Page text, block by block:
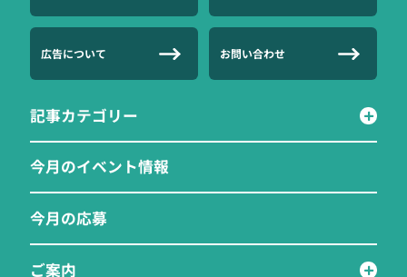
広告について お問い合わせ
記事カテゴリー
今月のイベント情報
今月の応募
ご案内